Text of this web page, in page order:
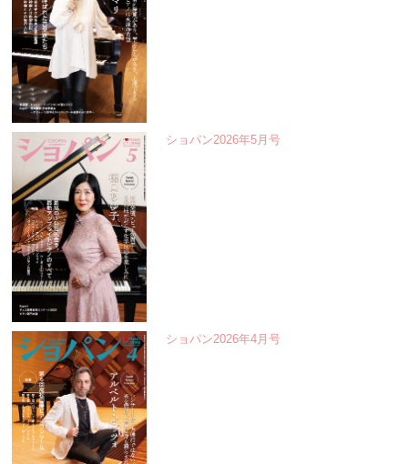
ショパン2026年5月号
ショパン2026年4月号